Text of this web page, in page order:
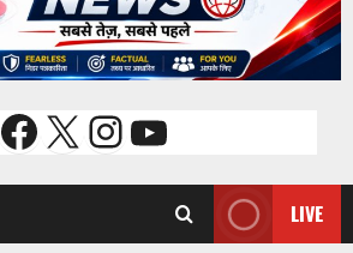
Facebook
X Instagram
YouTube
LIVE